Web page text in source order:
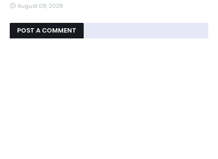
August 08, 2026
POST A COMMENT